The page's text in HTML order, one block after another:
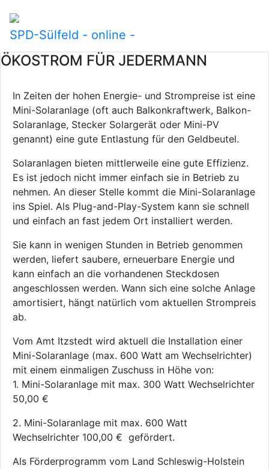
SPD-Sülfeld - online -
ÖKOSTROM FÜR JEDERMANN
In Zeiten der hohen Energie- und Strompreise ist eine
Mini-Solaranlage (oft auch Balkonkraftwerk, Balkon-
Solaranlage, Stecker Solargerät oder Mini-PV
genannt) eine gute Entlastung für den Geldbeutel.
Solaranlagen bieten mittlerweile eine gute Effizienz.
Es ist jedoch nicht immer einfach sie in Betrieb zu
nehmen. An dieser Stelle kommt die Mini-Solaranlage
ins Spiel. Als Plug-and-Play-System kann sie schnell
und einfach an fast jedem Ort installiert werden.
Sie kann in wenigen Stunden in Betrieb genommen
werden, liefert saubere, erneuerbare Energie und
kann einfach an die vorhandenen Steckdosen
angeschlossen werden. Wann sich eine solche Anlage
amortisiert, hängt natürlich vom aktuellen Strompreis
ab.
Vom Amt Itzstedt wird aktuell die Installation einer
Mini-Solaranlage (max. 600 Watt am Wechselrichter)
mit einem einmaligen Zuschuss in Höhe von:
1. Mini-Solaranlage mit max. 300 Watt Wechselrichter
50,00 €
2. Mini-Solaranlage mit max. 600 Watt
Wechselrichter 100,00 € gefördert.
Als Förderprogramm vom Land Schleswig-Holstein